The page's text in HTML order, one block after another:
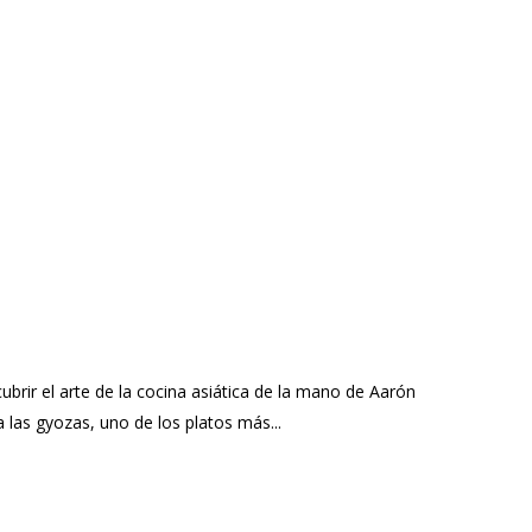
el arte de la cocina asiática de la mano de Aarón
gyozas, uno de los platos más...